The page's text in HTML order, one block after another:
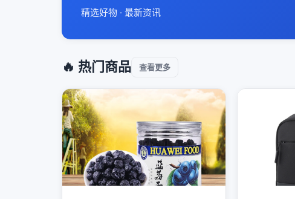
精选好物 · 最新资讯
🔥 热门商品 查看更多